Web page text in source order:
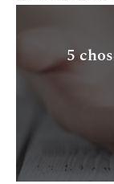
5